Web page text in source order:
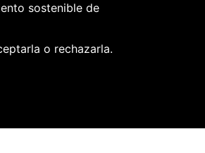
sostenible de
o rechazarla.